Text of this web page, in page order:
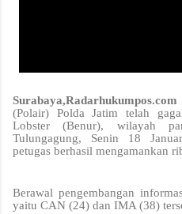
Surabaya,Radarhukumpos.com
(Polair) Polda Jatim telah
Lobster (Benur), wilayah
Tulungagung, Senin 18
petugas berhasil mengamankan
Berawal pengembangan
yaitu CAN (24) dan IMA (38)